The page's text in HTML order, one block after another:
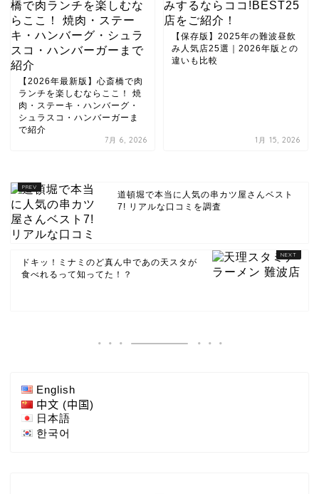
【2026年最新版】心斎橋で肉
ランチを楽しむならここ！ 焼
肉・ステーキ・ハンバーグ・
シュラスコ・ハンバーガーま
で紹介
7月 6, 2026
【保存版】2025年の難波昼飲
み人気店25選｜2026年版との
違いも比較
1月 15, 2026
道頓堀で本当に人気の串カツ屋さんベスト
7! リアルな口コミを調査
ドキッ！ミナミのど真ん中であの天スタが
食べれるって知ってた！？
English
中文 (中国)
日本語
한국어